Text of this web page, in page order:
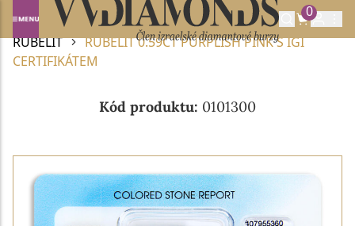
0
Domů
DRAHOKAMY A POLODRAHOKAMY
RUBELIT
RUBELIT 0.59CT PURPLISH PINK S IGI
CERTIFIKÁTEM
Kód produktu: 0101300